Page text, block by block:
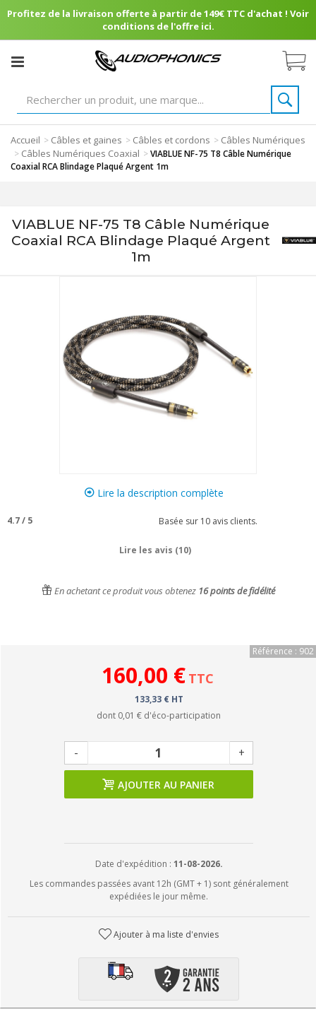
Profitez de la livraison offerte à partir de 149€ TTC d'achat ! Voir
conditions de l'offre ici.
Accueil > Câbles et gaines > Câbles et cordons > Câbles Numériques
> Câbles Numériques Coaxial >VIABLUE NF-75 T8 Câble Numérique
Coaxial RCA Blindage Plaqué Argent 1m
VIABLUE NF-75 T8 Câble Numérique
Coaxial RCA Blindage Plaqué Argent
1m
Lire la description complète
4.7/ 5 Basée sur 10avis clients.
Lire les avis (10)
En achetant ce produit vous obtenez 16points de fidélité
Référence : 902
160,00 € TTC
133,33 € HT
dont 0,01 € d'éco-participation
- +
AJOUTER AU PANIER
Date d'expédition : 11-08-2026.
Les commandes passées avant 12h (GMT + 1) sont généralement
expédiées le jour même.
Ajouter à ma liste d'envies